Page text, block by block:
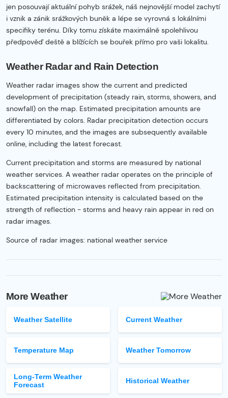
jen posouvají aktuální pohyb srážek, náš nejnovější model zachytí
i vznik a zánik srážkových buněk a lépe se vyrovná s lokálními
specifiky terénu. Díky tomu získáte maximálně spolehlivou
předpověď deště a blížících se bouřek přímo pro vaši lokalitu.
Weather Radar and Rain Detection
Weather radar images show the current and predicted
development of precipitation (steady rain, storms, showers, and
snowfall) on the map. Estimated precipitation amounts are
differentiated by colors. Radar precipitation detection occurs
every 10 minutes, and the images are subsequently available
online, including the latest forecast.
Current precipitation and storms are measured by national
weather services. A weather radar operates on the principle of
backscattering of microwaves reflected from precipitation.
Estimated precipitation intensity is calculated based on the
strength of reflection - storms and heavy rain appear in red on
radar images.
Source of radar images: national weather service
More Weather
Weather Satellite
Temperature Map
Long-Term Weather
Forecast
Current Weather
Weather Tomorrow
Historical Weather